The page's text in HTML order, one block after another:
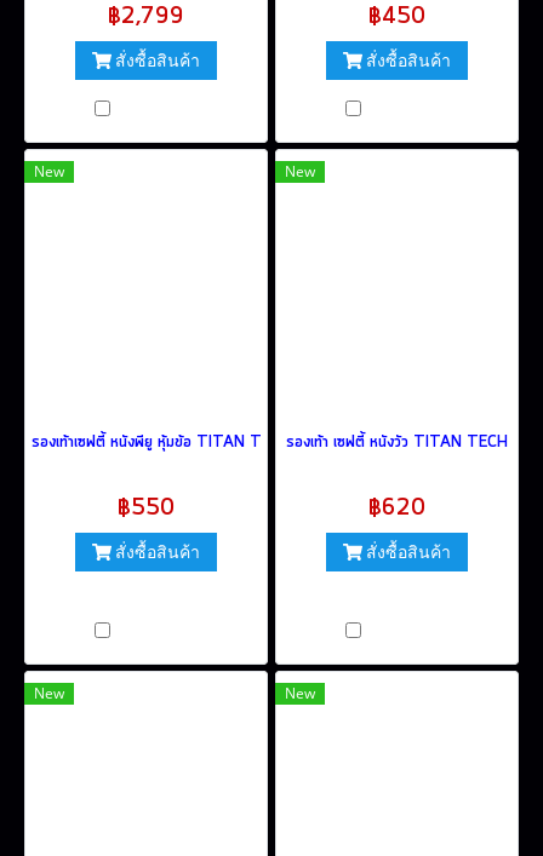
฿2,799
สั่งซื้อสินค้า
฿450
สั่งซื้อสินค้า
New
รองเท้าเซฟตี้ หนังพียู หุ้มข้อ TITAN TECH
฿550
สั่งซื้อสินค้า
New
รองเท้า เซฟตี้ หนังวัว TITAN TECH
฿620
สั่งซื้อสินค้า
New New